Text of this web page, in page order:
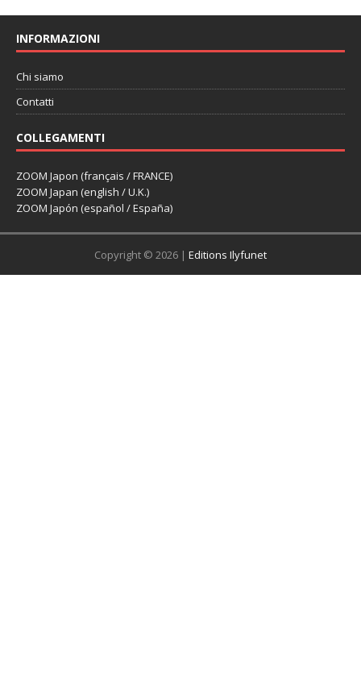
INFORMAZIONI
Chi siamo
Contatti
COLLEGAMENTI
ZOOM Japon (français / FRANCE)
ZOOM Japan (english / U.K.)
ZOOM Japón (español / España)
Copyright © 2026 | Editions Ilyfunet